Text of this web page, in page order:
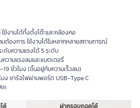
งานได้ทั้งตั้งโต๊ะและคล้องคอ
องการ ใช้งานได้ในหลากหลายสถานการณ์
ดับความแรงได้ 5 ระดับ
วามแรงลมและแบตเตอรี่
19 ชั่วโมง (ขึ้นอยู่กับความเร็วลม)
มง ชาร์จไฟผ่านพอร์ต USB-Type C